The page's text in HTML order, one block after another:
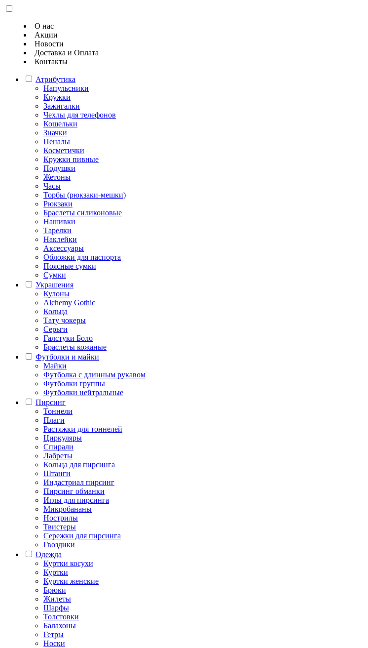
О нас
Акции
Новости
Доставка и Оплата
Контакты
Атрибутика
Напульсники
Кружки
Зажигалки
Чехлы для телефонов
Кошельки
Значки
Пеналы
Косметички
Кружки пивные
Подушки
Жетоны
Часы
Торбы (рюкзаки-мешки)
Рюкзаки
Браслеты силиконовые
Нашивки
Тарелки
Наклейки
Аксессуары
Обложки для паспорта
Поясные сумки
Сумки
Украшения
Кулоны
Alchemy Gothic
Кольца
Тату чокеры
Серьги
Галстуки Боло
Браслеты кожаные
Футболки и майки
Майки
Футболка с длинным рукавом
Футболки группы
Футболки нейтральные
Пирсинг
Тоннели
Плаги
Растяжки для тоннелей
Циркуляры
Спирали
Лабреты
Кольца для пирсинга
Штанги
Индастриал пирсинг
Пирсинг обманки
Иглы для пирсинга
Микробананы
Нострилы
Твистеры
Сережки для пирсинга
Гвоздики
Одежда
Куртки косухи
Куртки
Куртки женские
Брюки
Жилеты
Шарфы
Толстовки
Балахоны
Гетры
Носки